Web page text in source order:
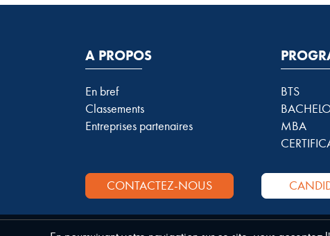
A PROPOS
En bref
Classements
Entreprises partenaires
BTS
MBA
CONTACTEZ-NOUS